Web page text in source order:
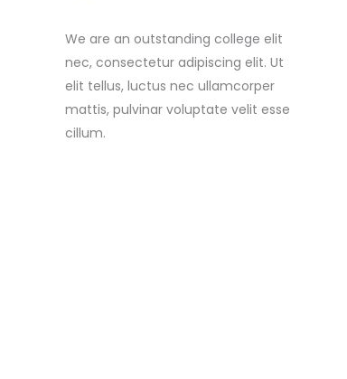
We are an outstanding college elit
nec, consectetur adipiscing elit. Ut
elit tellus, luctus nec ullamcorper
mattis, pulvinar voluptate velit esse
cillum.